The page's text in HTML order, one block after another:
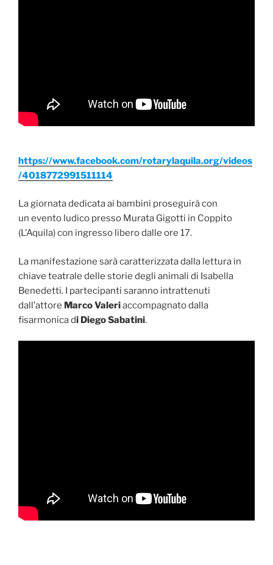
https://www.facebook.com/rotarylaquila.org/videos
/4018772991511114
La giornata dedicata ai bambini proseguirà con
un evento ludico presso Murata Gigotti in Coppito
(L’Aquila) con ingresso libero dalle ore 17.
La manifestazione sarà caratterizzata dalla lettura in
chiave teatrale delle storie degli animali di Isabella
Benedetti. I partecipanti saranno intrattenuti
dall’attore Marco Valeriaccompagnato dalla
fisarmonica di Diego Sabatini.